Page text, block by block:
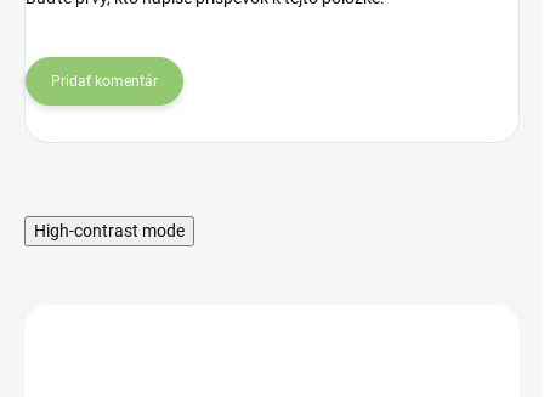
Pridať komentár
High-contrast mode